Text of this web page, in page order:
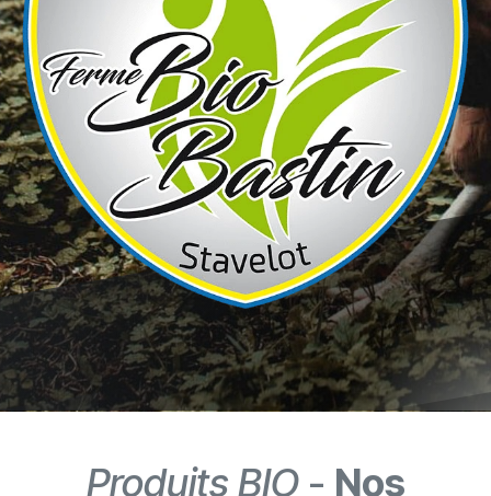
Produits BIO- Nos